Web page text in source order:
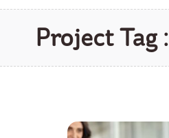
Project Tag :